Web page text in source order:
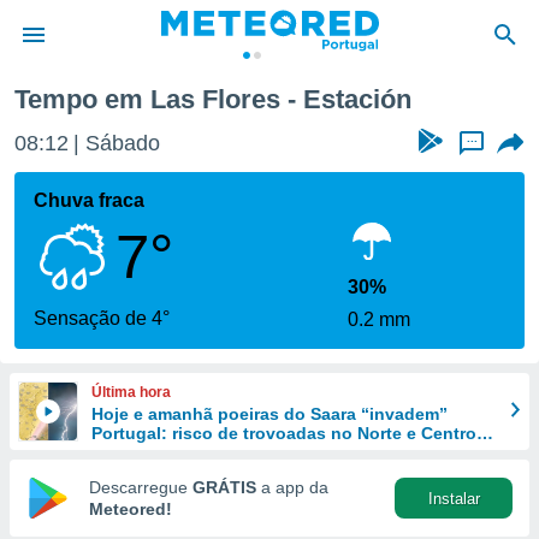
da
foi
fornecidas
a este
das
e
forma
digital
Tempo em Las Flores - Estación
08:12 Sábado ...
Chuva fraca
7°
Sensação de 4°
30%
0.2 mm
Última hora
Hoje e amanhã poeiras do Saara “invadem”
Portugal: risco de trovoadas no Norte e Centro
Descarregue GRÁTIS a app da
Meteored!
Instalar